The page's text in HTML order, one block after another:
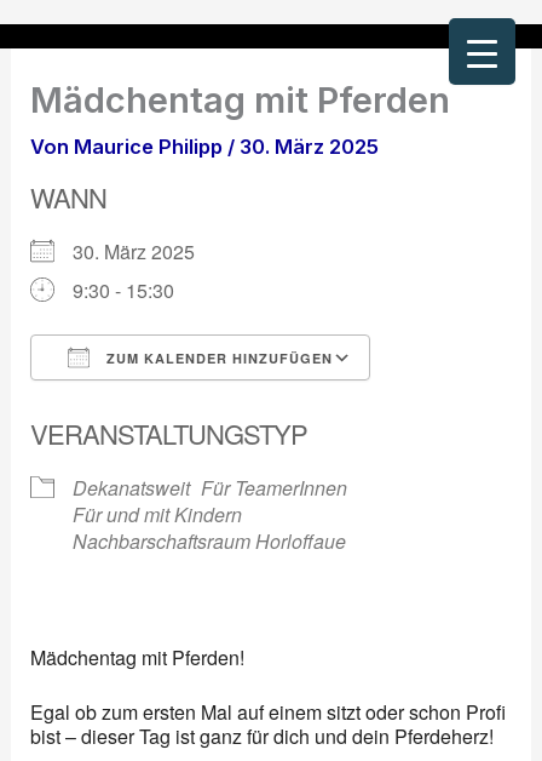
Inhalt
springen
Mädchentag mit Pferden
Von Maurice Philipp / 30. März 2025
WANN
30. März 2025
9:30 - 15:30
ZUM KALENDER HINZUFÜGEN
VERANSTALTUNGSTYP
Dekanatsweit Für TeamerInnen
Für und mit Kindern
Nachbarschaftsraum Horloffaue
Mädchentag mit Pferden!
Egal ob zum ersten Mal auf einem sitzt oder schon Profi
bist – dieser Tag ist ganz für dich und dein Pferdeherz!